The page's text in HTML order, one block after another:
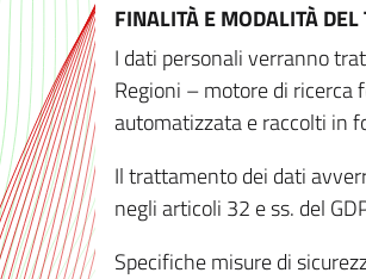
FINALITÀ E MODALITÀ DEL
I dati personali verranno
Regioni – motore di
automatizzata e raccolti in
Il trattamento dei dati
negli articoli 32 e ss. del
Specifiche misure di